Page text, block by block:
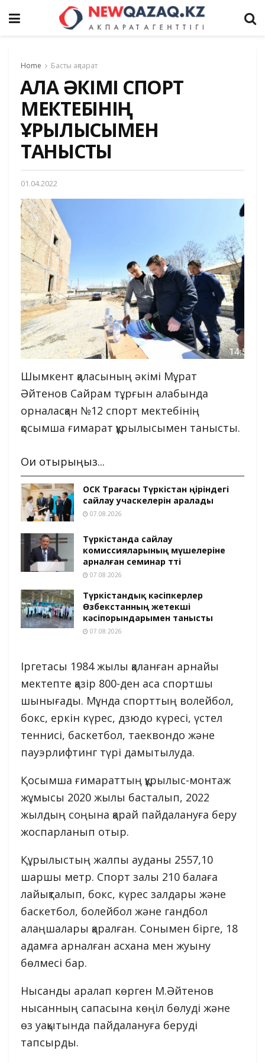
Home Басты ақпарат
ҚАЛА ӘКІМІ СПОРТ
МЕКТЕБІНІҢ
ҚҰРЫЛЫСЫМЕН
ТАНЫСТЫ
01.04.2022
Шымкент қаласының әкімі Мұрат
Әйтенов Сайрам тұрғын алабында
орналасқан №12 спорт мектебінің
қосымша ғимарат құрылысымен танысты.
Оқи отырыңыз...
ОСК Төрағасы Түркістан өңіріндегі
сайлау учаскелерін аралады
07.08.2026
Түркістанда сайлау
комиссияларының мүшелеріне
арналған семинар өтті
07.08.2026
Түркістандық кәсіпкерлер
Өзбекстанның жетекші
кәсіпорындарымен танысты
07.08.2026
Іргетасы 1984 жылы қаланған арнайы
мектепте қазір 800-ден аса спортшы
шынығады. Мұнда спорттың волейбол,
бокс, еркін күрес, дзюдо күресі, үстел
теннисі, баскетбол, таеквондо және
пауэрлифтинг түрі дамытылуда.
Қосымша ғимараттың құрылыс-монтаж
жұмысы 2020 жылы басталып, 2022
жылдың соңына қарай пайдалануға беру
жоспарланып отыр.
Құрылыстың жалпы ауданы 2557,10
шаршы метр. Спорт залы 210 балаға
лайықталып, бокс, күрес залдары және
баскетбол, болейбол және гандбол
алаңшалары қаралған. Сонымен бірге, 18
адамға арналған асхана мен жуыну
бөлмесі бар.
Нысанды аралап көрген М.Әйтенов
нысанның сапасына көңіл бөлуді және
өз уақытында пайдалануға беруді
тапсырды.